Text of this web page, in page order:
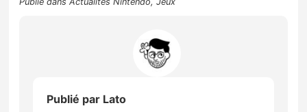
Publié par Lato